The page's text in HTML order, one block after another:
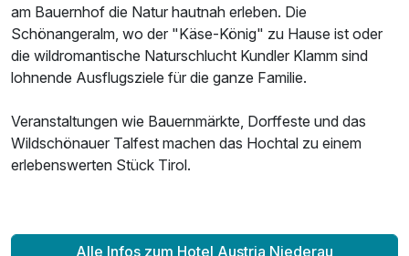
am Bauernhof die Natur hautnah erleben. Die
Schönangeralm, wo der "Käse-König" zu Hause ist oder
die wildromantische Naturschlucht Kundler Klamm sind
lohnende Ausflugsziele für die ganze Familie.
Veranstaltungen wie Bauernmärkte, Dorffeste und das
Wildschönauer Talfest machen das Hochtal zu einem
erlebenswerten Stück Tirol.
Alle Infos zum Hotel Austria Niederau